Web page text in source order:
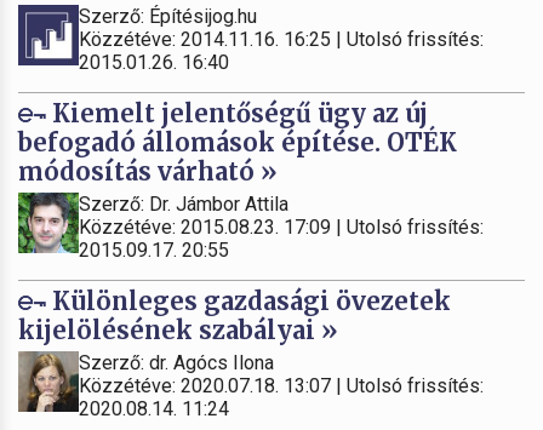
Szerző: Építésijog.hu
Közzétéve: 2014.11.16. 16:25 | Utolsó frissítés:
2015.01.26. 16:40
Kiemelt jelentőségű ügy az új
befogadó állomások építése. OTÉK
módosítás várható »
Szerző: Dr. Jámbor Attila
Közzétéve: 2015.08.23. 17:09 | Utolsó frissítés:
2015.09.17. 20:55
Különleges gazdasági övezetek
kijelölésének szabályai »
Szerző: dr. Agócs Ilona
Közzétéve: 2020.07.18. 13:07 | Utolsó frissítés:
2020.08.14. 11:24